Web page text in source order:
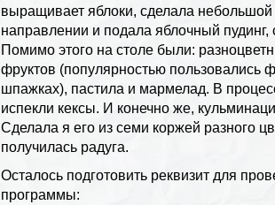
выращивает яблоки, сделала небольшой
направлении и подала яблочный пудинг,
Помимо этого на столе были:
фруктов (популярностью
шпажках), пастила и мармелад. В
испекли кексы. И конечно же,
Сделала я его из семи коржей разного
получилась радуга.
Осталось подготовить реквизит для
программы: